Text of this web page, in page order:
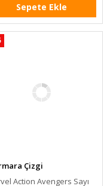
Sepete Ekle
Çizgi
Action Avengers Sayı